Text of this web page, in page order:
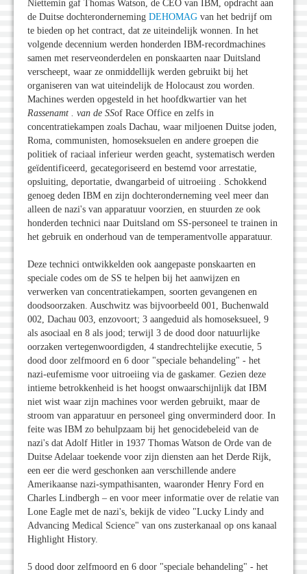
Niettemin gaf Thomas Watson, de CEO van IBM, opdracht aan
de Duitse dochteronderneming DEHOMAG van het bedrijf om
te bieden op het contract, dat ze uiteindelijk wonnen. In het
volgende decennium werden honderden IBM-recordmachines
samen met reserveonderdelen en ponskaarten naar Duitsland
verscheept, waar ze onmiddellijk werden gebruikt bij het
organiseren van wat uiteindelijk de Holocaust zou worden.
Machines werden opgesteld in het hoofdkwartier van het
Rassenamt . van de SSof Race Office en zelfs in
concentratiekampen zoals Dachau, waar miljoenen Duitse joden,
Roma, communisten, homoseksuelen en andere groepen die
politiek of raciaal inferieur werden geacht, systematisch werden
geïdentificeerd, gecategoriseerd en bestemd voor arrestatie,
opsluiting, deportatie, dwangarbeid of uitroeiing . Schokkend
genoeg deden IBM en zijn dochteronderneming veel meer dan
alleen de nazi's van apparatuur voorzien, en stuurden ze ook
honderden technici naar Duitsland om SS-personeel te trainen in
het gebruik en onderhoud van de temperamentvolle apparatuur.
Deze technici ontwikkelden ook aangepaste ponskaarten en
speciale codes om de SS te helpen bij het aanwijzen en
verwerken van concentratiekampen, soorten gevangenen en
doodsoorzaken. Auschwitz was bijvoorbeeld 001, Buchenwald
002, Dachau 003, enzovoort; 3 aangeduid als homoseksueel, 9
als asociaal en 8 als jood; terwijl 3 de dood door natuurlijke
oorzaken vertegenwoordigden, 4 standrechtelijke executie, 5
dood door zelfmoord en 6 door "speciale behandeling" - het
nazi-eufemisme voor uitroeiing via de gaskamer. Gezien deze
intieme betrokkenheid is het hoogst onwaarschijnlijk dat IBM
niet wist waar zijn machines voor werden gebruikt, maar de
stroom van apparatuur en personeel ging onverminderd door. In
feite was IBM zo behulpzaam bij het genocidebeleid van de
nazi's dat Adolf Hitler in 1937 Thomas Watson de Orde van de
Duitse Adelaar toekende voor zijn diensten aan het Derde Rijk,
een eer die werd geschonken aan verschillende andere
Amerikaanse nazi-sympathisanten, waaronder Henry Ford en
Charles Lindbergh – en voor meer informatie over de relatie van
Lone Eagle met de nazi's, bekijk de video "Lucky Lindy and
Advancing Medical Science" van ons zusterkanaal op ons kanaal
Highlight History.
5 dood door zelfmoord en 6 door "speciale behandeling" - het